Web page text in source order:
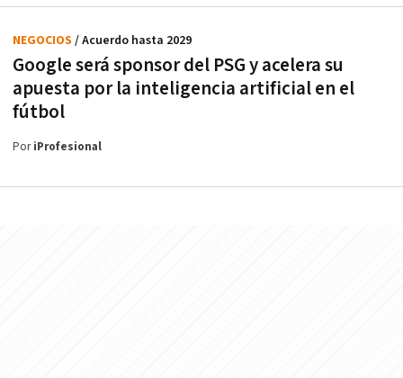
Google será sponsor del PSG y acelera su
apuesta por la inteligencia artificial en el
fútbol
NEGOCIOS / Acuerdo hasta 2029
PoriProfesional